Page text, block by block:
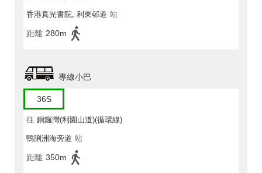
香港真光書院, 利東邨道 站
距離 280m
專線小巴
36S
往 銅鑼灣(利園山道)(循環線)
鴨脷洲海旁道 站
距離 350m